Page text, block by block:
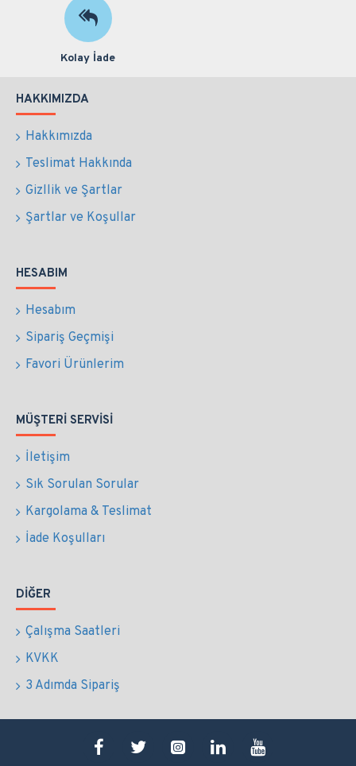
Kolay İade
HAKKIMIZDA
Hakkımızda
Teslimat Hakkında
Gizllik ve Şartlar
Şartlar ve Koşullar
HESABIM
Hesabım
Sipariş Geçmişi
Favori Ürünlerim
MÜŞTERI SERVISI
İletişim
Sık Sorulan Sorular
Kargolama & Teslimat
İade Koşulları
DIĞER
Çalışma Saatleri
KVKK
3 Adımda Sipariş